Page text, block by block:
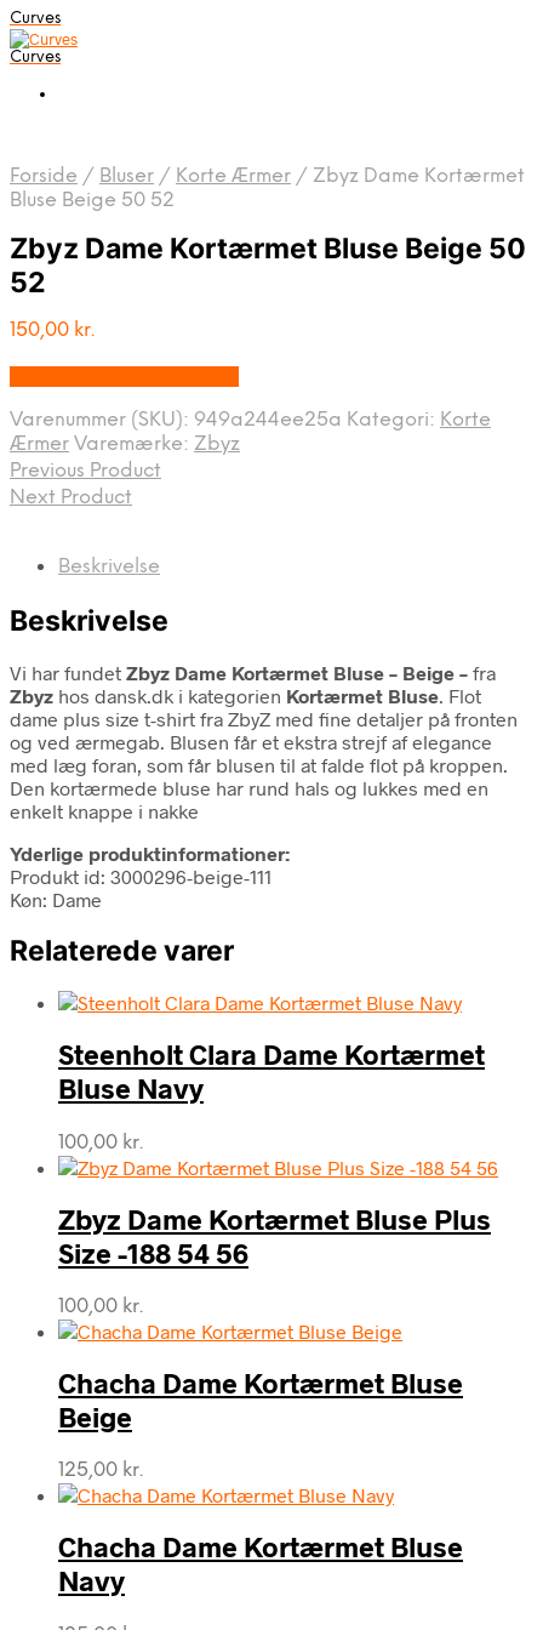
Curves
Curves
Forside / Bluser / Korte Ærmer / Zbyz Dame Kortærmet
Bluse Beige 50 52
Zbyz Dame Kortærmet Bluse Beige 50
52
150,00 kr.
Varenummer (SKU): 949a244ee25a Kategori: Korte
Ærmer Varemærke: Zbyz
Previous Product
Next Product
Beskrivelse
Beskrivelse
Vi har fundet Zbyz Dame Kortærmet Bluse – Beige – fra
Zbyz hos dansk.dk i kategorien Kortærmet Bluse. Flot
dame plus size t-shirt fra ZbyZ med fine detaljer på fronten
og ved ærmegab. Blusen får et ekstra strejf af elegance
med læg foran, som får blusen til at falde flot på kroppen.
Den kortærmede bluse har rund hals og lukkes med en
enkelt knappe i nakke
Yderlige produktinformationer:
Produkt id: 3000296-beige-111
Køn: Dame
Relaterede varer
Steenholt Clara Dame Kortærmet
Bluse Navy
100,00 kr.
Zbyz Dame Kortærmet Bluse Plus
Size -188 54 56
100,00 kr.
Chacha Dame Kortærmet Bluse
Beige
125,00 kr.
Chacha Dame Kortærmet Bluse
Navy